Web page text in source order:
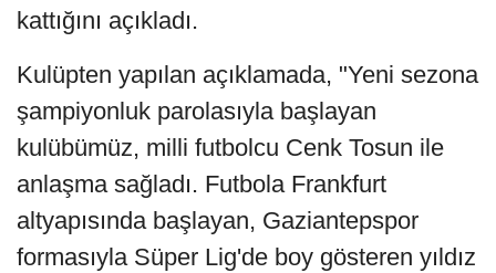
kattığını açıkladı.
Kulüpten yapılan açıklamada, "Yeni sezona
şampiyonluk parolasıyla başlayan
kulübümüz, milli futbolcu Cenk Tosun ile
anlaşma sağladı. Futbola Frankfurt
altyapısında başlayan, Gaziantepspor
formasıyla Süper Lig'de boy gösteren yıldız